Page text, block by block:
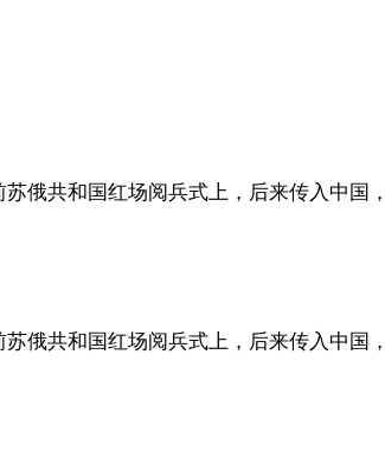
俄共和国红场阅兵式上，后来传入中国，
俄共和国红场阅兵式上，后来传入中国，